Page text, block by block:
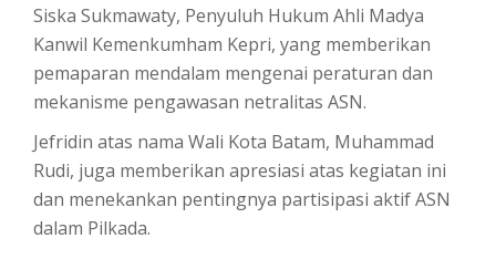
Siska Sukmawaty, Penyuluh Hukum Ahli Madya
Kanwil Kemenkumham Kepri, yang memberikan
pemaparan mendalam mengenai peraturan dan
mekanisme pengawasan netralitas ASN.
Jefridin atas nama Wali Kota Batam, Muhammad
Rudi, juga memberikan apresiasi atas kegiatan ini
dan menekankan pentingnya partisipasi aktif ASN
dalam Pilkada.